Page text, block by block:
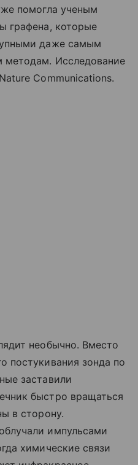
помогла ученым
графена, которые
даже самым
методам. Исследование
Communications.
необычно. Вместо
постукивания зонда по
заставили
быстро вращаться
в сторону.
импульсами
химические связи